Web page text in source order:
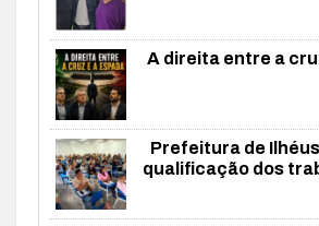
A direita entre a
Prefeitura de
qualificação dos